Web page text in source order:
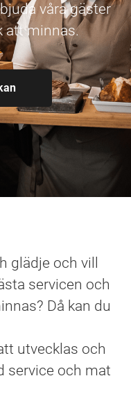
våra gäster
att minnas.
glädje och vill
servicen och
Då kan du
utvecklas och
service och mat